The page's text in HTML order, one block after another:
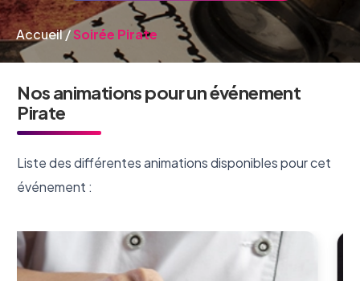
Accueil/Soirée Pirate
Nos animations pour un événement
Pirate
Liste des différentes animations disponibles pour cet
événement :